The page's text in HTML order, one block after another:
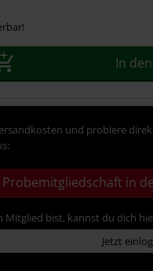
In
und probiere
Probemitgliedschaft in
Mitglied bist, kannst du dich
Jetzt